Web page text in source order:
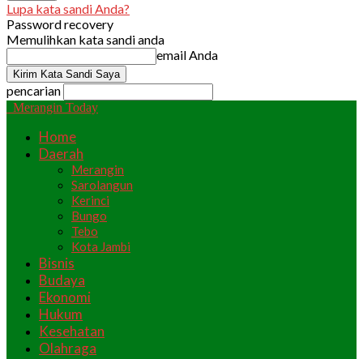
Lupa kata sandi Anda?
Password recovery
Memulihkan kata sandi anda
email Anda
pencarian
Merangin Today
Home
Daerah
Merangin
Sarolangun
Kerinci
Bungo
Tebo
Kota Jambi
Bisnis
Budaya
Ekonomi
Hukum
Kesehatan
Olahraga